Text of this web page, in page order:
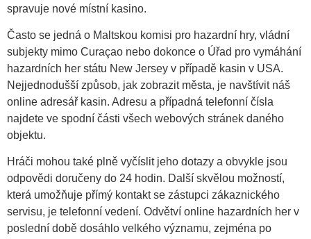
spravuje nové místní kasino.
Často se jedná o Maltskou komisi pro hazardní hry, vládní
subjekty mimo Curaçao nebo dokonce o Úřad pro vymáhání
hazardních her státu New Jersey v případě kasin v USA.
Nejjednodušší způsob, jak zobrazit města, je navštívit náš
online adresář kasin. Adresu a případná telefonní čísla
najdete ve spodní části všech webových stránek daného
objektu.
Hráči mohou také plně vyčíslit jeho dotazy a obvykle jsou
odpovědi doručeny do 24 hodin. Další skvělou možností,
která umožňuje přímý kontakt se zástupci zákaznického
servisu, je telefonní vedení. Odvětví online hazardních her v
poslední době dosáhlo velkého významu, zejména po